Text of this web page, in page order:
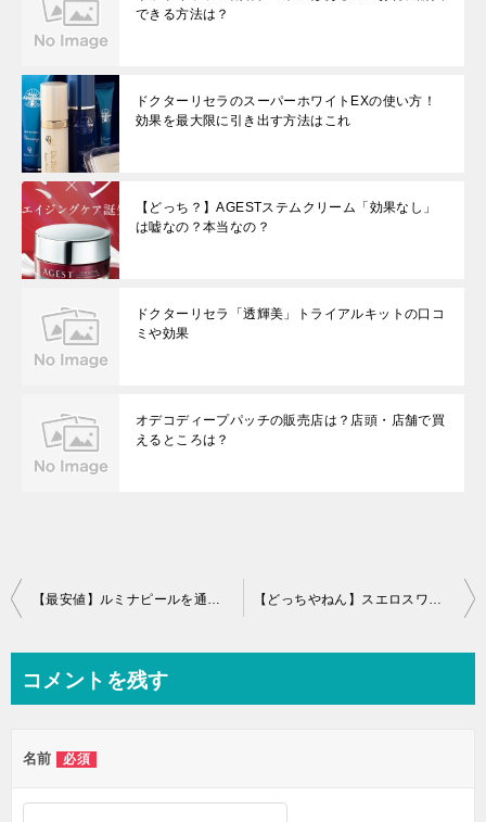
できる方法は？
ドクターリセラのスーパーホワイトEXの使い方！
効果を最大限に引き出す方法はこれ
【どっち？】AGESTステムクリーム「効果なし」
は嘘なの？本当なの？
ドクターリセラ「透輝美」トライアルキットの口コ
ミや効果
オデコディープパッチの販売店は？店頭・店舗で買
えるところは？
投
ビ
ー
シ
【最安値】ルミナピールを通販で購入。損しない方法はこれ！ 【どっちやねん】スエロスワイルドスキンローションは効果なし？あり？
コメントを残す
名前 必須